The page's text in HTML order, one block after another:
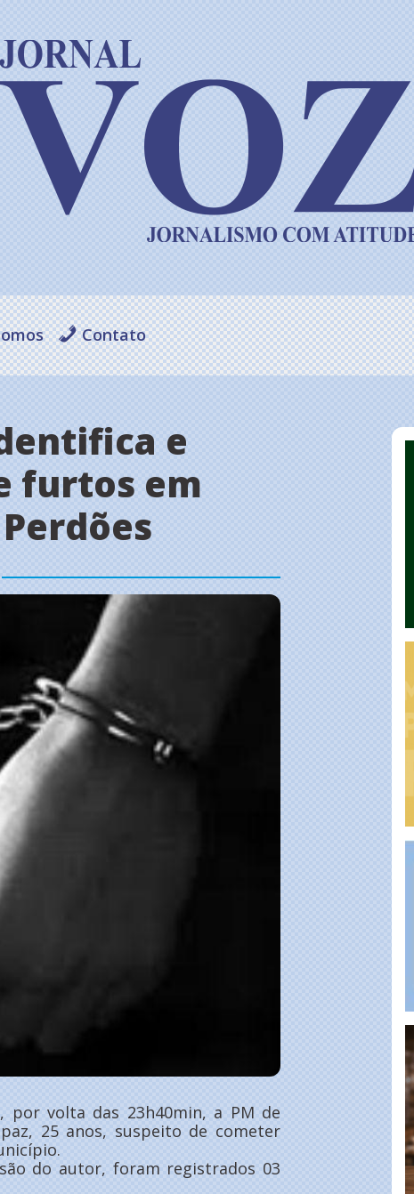
Contato
e
furtos em
volta das 23h40min, a PM de
25 anos, suspeito de cometer
do autor, foram registrados 03